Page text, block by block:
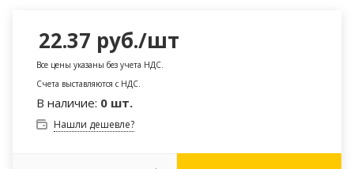
22.37 руб./шт
Все цены указаны без учета НДС.
Счета выставляются с НДС.
В наличие: 0 шт.
Нашли дешевле?